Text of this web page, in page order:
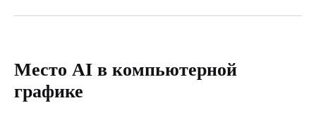
Место AI в компьютерной
графике